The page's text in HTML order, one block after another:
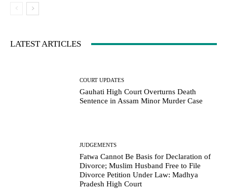
LATEST ARTICLES
COURT UPDATES
Gauhati High Court Overturns Death
Sentence in Assam Minor Murder Case
JUDGEMENTS
Fatwa Cannot Be Basis for Declaration of
Divorce; Muslim Husband Free to File
Divorce Petition Under Law: Madhya
Pradesh High Court